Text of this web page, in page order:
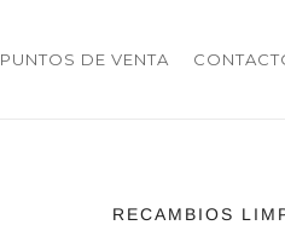
PUNTOS DE VENTA
RECAMBIOS